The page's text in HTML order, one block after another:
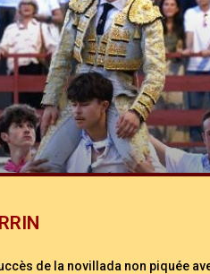
de la novillada non piquée